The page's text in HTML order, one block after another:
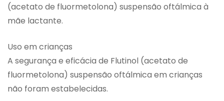
(acetato de fluormetolona) suspensão oftálmica à
mãe lactante.
Uso em crianças
A segurança e eficácia de Flutinol (acetato de
fluormetolona) suspensão oftálmica em crianças
não foram estabelecidas.